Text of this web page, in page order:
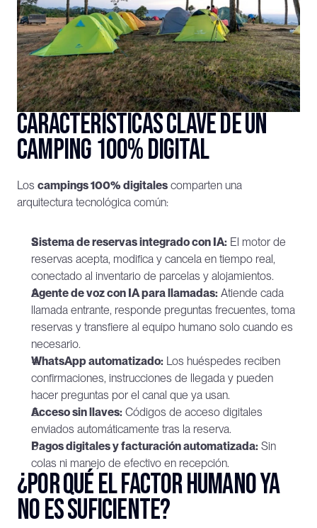
Características clave de un
camping 100% digital
Los campings 100% digitales comparten una
arquitectura tecnológica común:
Sistema de reservas integrado con IA: El motor de
reservas acepta, modifica y cancela en tiempo real,
conectado al inventario de parcelas y alojamientos.
Agente de voz con IA para llamadas: Atiende cada
llamada entrante, responde preguntas frecuentes, toma
reservas y transfiere al equipo humano solo cuando es
necesario.
WhatsApp automatizado: Los huéspedes reciben
confirmaciones, instrucciones de llegada y pueden
hacer preguntas por el canal que ya usan.
Acceso sin llaves: Códigos de acceso digitales
enviados automáticamente tras la reserva.
Pagos digitales y facturación automatizada: Sin
colas ni manejo de efectivo en recepción.
¿Por qué el factor humano ya
no es suficiente?